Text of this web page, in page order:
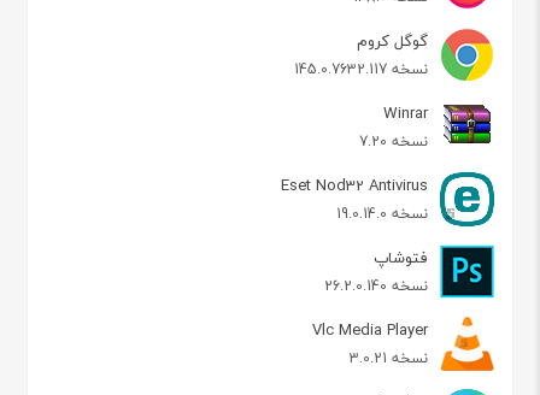
گوگل کروم
نسخه 145.0.7632.117
Winrar
نسخه 7.20
Eset Nod32 Antivirus
نسخه 19.0.14.0
فتوشاپ
نسخه 26.2.0.140
Vlc Media Player
نسخه 3.0.21